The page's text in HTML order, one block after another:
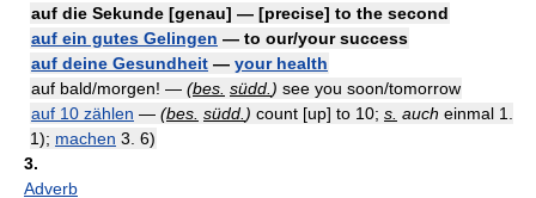
auf die Sekunde [genau] — [precise] to the second
auf ein gutes Gelingen — to our/your success
auf deine Gesundheit — your health
auf bald/morgen! — (bes. südd. ) see you soon/tomorrow
auf 10 zählen — (bes. südd. ) count [up] to 10; s. auch einmal 1.
1); machen 3. 6)
3.
Adverb